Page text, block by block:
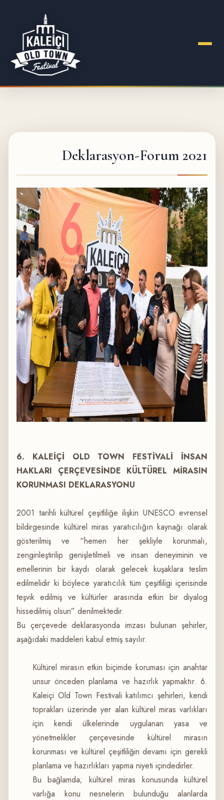
Deklarasyon-Forum 2021
6. KALEİÇİ OLD TOWN FESTİVALİ İNSAN
HAKLARI ÇERÇEVESİNDE KÜLTÜREL MİRASIN
KORUNMASI DEKLARASYONU
2001 tarihli kültürel çeşitliliğe ilişkin UNESCO evrensel
bildirgesinde kültürel miras yaratıcılığın kaynağı olarak
gösterilmiş ve “hemen her şekliyle korunmalı,
zenginleştirilip genişletilmeli ve insan deneyiminin ve
emellerinin bir kaydı olarak gelecek kuşaklara teslim
edilmelidir ki böylece yaratıcılık tüm çeşitliligi içerisinde
teşvik edilmiş ve kültürler arasında etkin bir diyalog
hissedilmiş olsun” denilmektedir.
Bu çerçevede deklarasyonda imzası bulunan şehirler,
aşağıdaki maddeleri kabul etmiş sayılır.
Kültürel mirasın etkin biçimde koruması için anahtar
unsur önceden planlama ve hazırlık yapmaktır. 6.
Kaleiçi Old Town Festivali katılımcı şehirleri, kendi
toprakları üzerinde yer alan kültürel miras varlıkları
için kendi ülkelerinde uygulanan yasa ve
yönetmelikler çerçevesinde kültürel mirasın
korunması ve kültürel çeşitliliğin devamı için gerekli
planlama ve hazırlıkları yapma niyeti içindedirler.
Bu bağlamda; kültürel miras konusunda kültürel
varlığa konu nesnelerin bulunduğu alanlarda